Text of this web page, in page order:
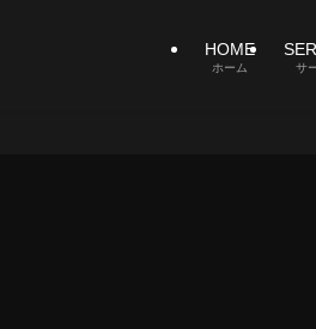
HOME
ホーム サ